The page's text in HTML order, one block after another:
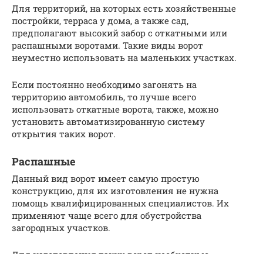
Для территорий, на которых есть хозяйственные
постройки, терраса у дома, а также сад,
предполагают высокий забор с откатными или
распашными воротами. Такие виды ворот
неуместно использовать на маленьких участках.
Если постоянно необходимо загонять на
территорию автомобиль, то лучше всего
использовать откатные ворота, также, можно
установить автоматизированную систему
открытия таких ворот.
Распашные
Данный вид ворот имеет самую простую
конструкцию, для их изготовления не нужна
помощь квалифицированных специалистов. Их
применяют чаще всего для обустройства
загородных участков.